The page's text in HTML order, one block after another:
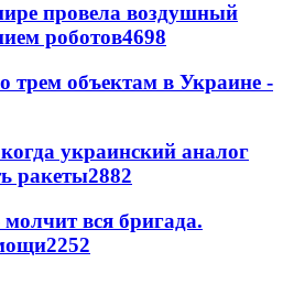
провела воздушный
роботов4698
трем объектам в Украине -
украинский аналог
ракеты2882
вся бригада.
2252